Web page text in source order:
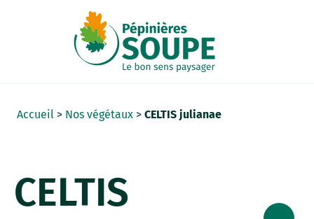
Accueil > Nos végétaux >CELTIS julianae
CELTIS